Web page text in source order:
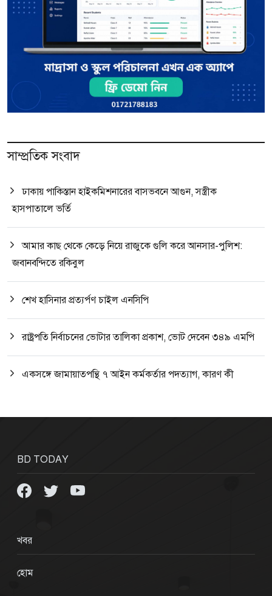
সাম্প্রতিক সংবাদ
ঢাকায় পাকিস্তান হাইকমিশনারের বাসভবনে আগুন, সস্ত্রীক
হাসপাতালে ভর্তি
আমার কাছ থেকে কেড়ে নিয়ে রাজুকে গুলি করে আনসার-পুলিশ:
জবানবন্দিতে রকিবুল
শেখ হাসিনার প্রত্যর্পণ চাইল এনসিপি
রাষ্ট্রপতি নির্বাচনের ভোটার তালিকা প্রকাশ, ভোট দেবেন ৩৪৯ এমপি
একসঙ্গে জামায়াতপন্থি ৭ আইন কর্মকর্তার পদত্যাগ, কারণ কী
BD TODAY
খবর
হোম